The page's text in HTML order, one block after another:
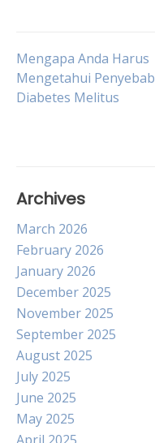
Post
navigation
Mengapa Anda Harus
Mengetahui Penyebab
Diabetes Melitus
Archives
March 2026
February 2026
January 2026
December 2025
November 2025
September 2025
August 2025
July 2025
June 2025
May 2025